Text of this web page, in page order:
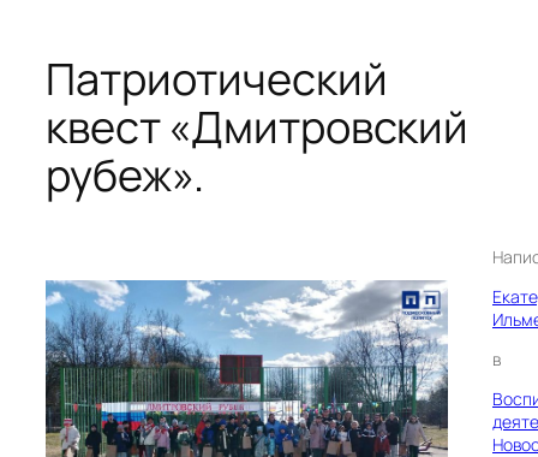
Патриотический
квест «Дмитровский
рубеж».
в